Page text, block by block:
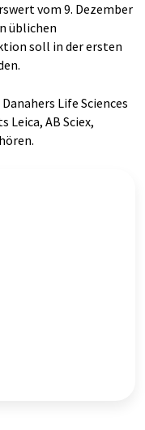
vom 9. Dezember
üblichen
soll in der ersten
Life Sciences
Leica, AB Sciex,